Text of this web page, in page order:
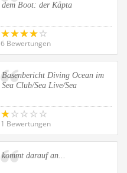
dem Boot: der Käpta
6 Bewertungen
Basenbericht Diving Ocean im
Sea Club/Sea Live/Sea
1 Bewertungen
kommt darauf an...